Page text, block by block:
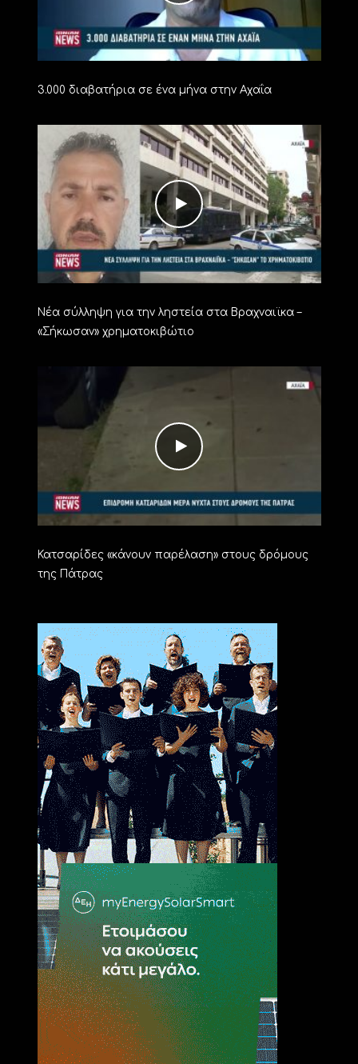
3.000 διαβατήρια σε ένα μήνα στην Αχαΐα
Νέα σύλληψη για την ληστεία στα Βραχναιϊκα –
«Σήκωσαν» χρηματοκιβώτιο
Κατσαρίδες «κάνουν παρέλαση» στους δρόμους
της Πάτρας